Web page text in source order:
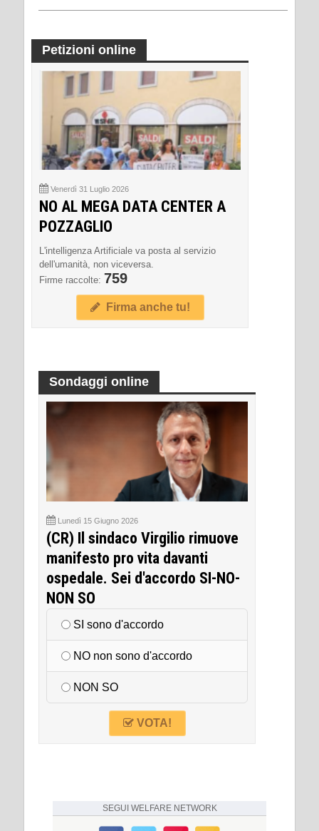
Petizioni online
Venerdì 31 Luglio 2026
NO AL MEGA DATA CENTER A
POZZAGLIO
L'intelligenza Artificiale va posta al servizio
dell'umanità, non viceversa.
Firme raccolte: 759
Firma anche tu!
Sondaggi online
Lunedì 15 Giugno 2026
(CR) Il sindaco Virgilio rimuove
manifesto pro vita davanti
ospedale. Sei d'accordo SI-NO-
NON SO
SI sono d'accordo
NO non sono d'accordo
NON SO
VOTA!
SEGUI WELFARE NETWORK